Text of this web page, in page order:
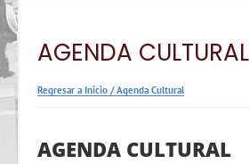
AGENDA CULTURAL
Regresar a Inicio /Agenda Cultural
AGENDA CULTURAL